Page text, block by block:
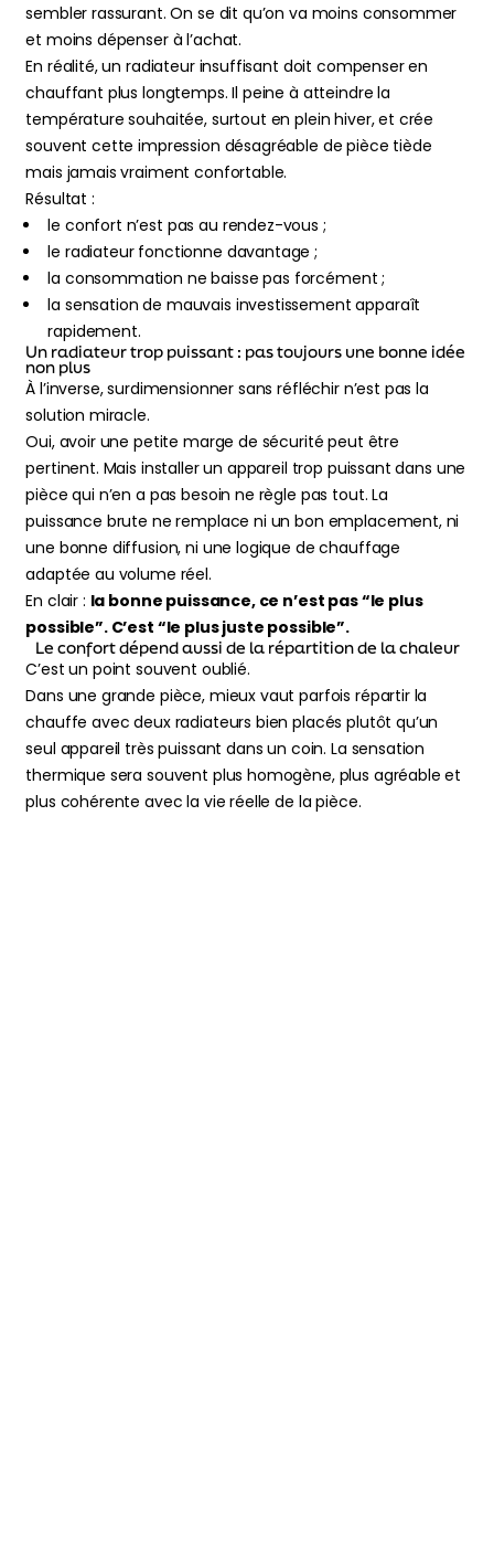
sembler rassurant. On se dit qu’on va moins consommer
et moins dépenser à l’achat.
En réalité, un radiateur insuffisant doit compenser en
chauffant plus longtemps. Il peine à atteindre la
température souhaitée, surtout en plein hiver, et crée
souvent cette impression désagréable de pièce tiède
mais jamais vraiment confortable.
Résultat :
le confort n’est pas au rendez-vous ;
le radiateur fonctionne davantage ;
la consommation ne baisse pas forcément ;
la sensation de mauvais investissement apparaît
rapidement.
Un radiateur trop puissant : pas toujours une bonne idée
non plus
À l’inverse, surdimensionner sans réfléchir n’est pas la
solution miracle.
Oui, avoir une petite marge de sécurité peut être
pertinent. Mais installer un appareil trop puissant dans une
pièce qui n’en a pas besoin ne règle pas tout. La
puissance brute ne remplace ni un bon emplacement, ni
une bonne diffusion, ni une logique de chauffage
adaptée au volume réel.
En clair : la bonne puissance, ce n’est pas “le plus
possible”. C’est “le plus juste possible”.
Le confort dépend aussi de la répartition de la chaleur
C’est un point souvent oublié.
Dans une grande pièce, mieux vaut parfois répartir la
chauffe avec deux radiateurs bien placés plutôt qu’un
seul appareil très puissant dans un coin. La sensation
thermique sera souvent plus homogène, plus agréable et
plus cohérente avec la vie réelle de la pièce.